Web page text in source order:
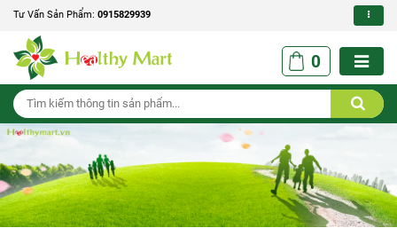
Tư Vấn Sản Phẩm: 0915829939
0